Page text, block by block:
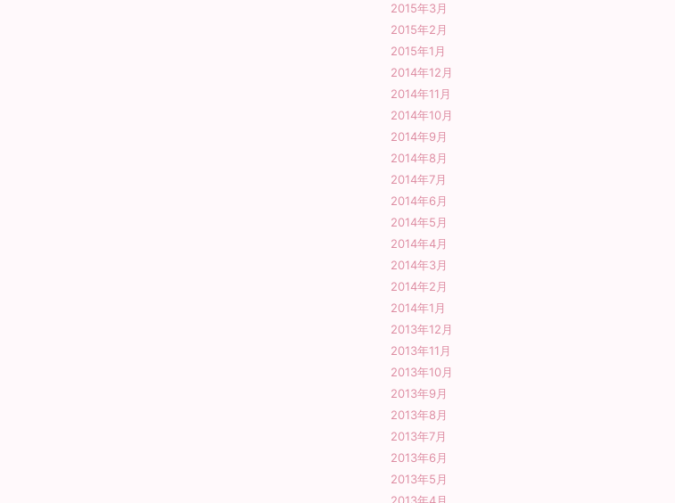
2015年3月
2015年2月
2015年1月
2014年12月
2014年11月
2014年10月
2014年9月
2014年8月
2014年7月
2014年6月
2014年5月
2014年4月
2014年3月
2014年2月
2014年1月
2013年12月
2013年11月
2013年10月
2013年9月
2013年8月
2013年7月
2013年6月
2013年5月